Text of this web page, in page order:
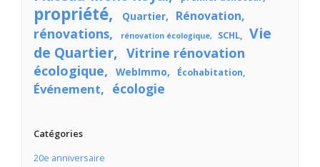
propriété Quartier Rénovation
rénovations rénovation écologique SCHL
Vie
de Quartier
Vitrine rénovation
écologique
WebImmo Écohabitation
Événement écologie
Catégories
20e anniversaire